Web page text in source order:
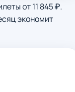
от 11 845 ₽.
экономит